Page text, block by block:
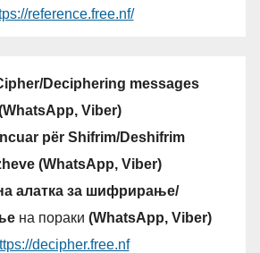
reference.free.nf/
Deciphering messages
Viber)
për Shifrim/Deshifrim
(WhatsApp, Viber)
алатка за шифрирање/
на пораки (WhatsApp, Viber)
decipher.free.nf